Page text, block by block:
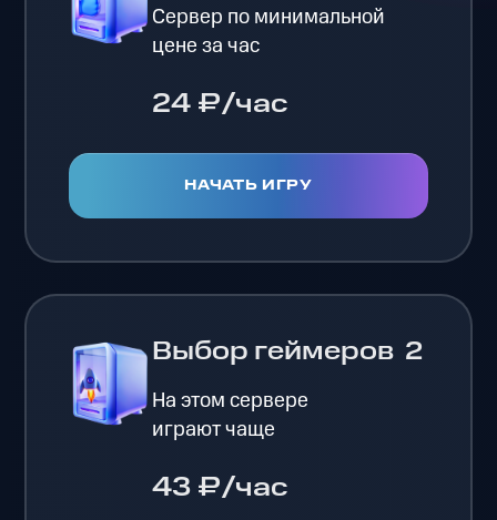
Сервер по минимальной
цене за час
24 ₽/час
НАЧАТЬ ИГРУ
Выбор геймеров 2
На этом сервере
играют чаще
43 ₽/час